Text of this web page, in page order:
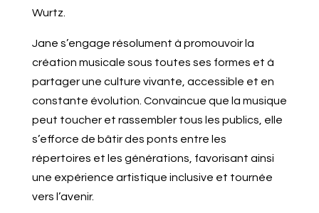
Wurtz.
Jane s’engage résolument à promouvoir la
création musicale sous toutes ses formes et à
partager une culture vivante, accessible et en
constante évolution. Convaincue que la musique
peut toucher et rassembler tous les publics, elle
s’efforce de bâtir des ponts entre les
répertoires et les générations, favorisant ainsi
une expérience artistique inclusive et tournée
vers l’avenir.